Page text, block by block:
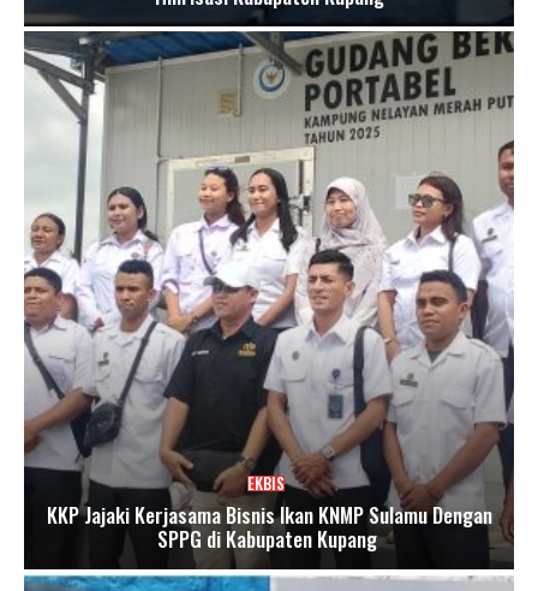
EKBIS
KKP Jajaki Kerjasama Bisnis Ikan KNMP Sulamu Dengan
SPPG di Kabupaten Kupang